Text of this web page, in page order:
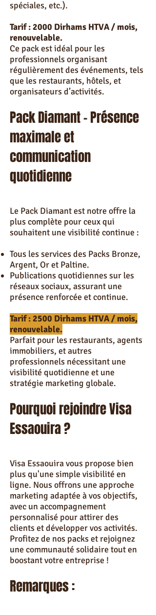
spéciales, etc.).
Tarif : 2000 Dirhams HTVA / mois,
renouvelable.
Ce pack est idéal pour les
professionnels organisant
régulièrement des événements, tels
que les restaurants, hôtels, et
organisateurs d’activités.
Pack Diamant – Présence
maximale et
communication
quotidienne
Le Pack Diamant est notre offre la
plus complète pour ceux qui
souhaitent une visibilité continue :
Tous les services des Packs Bronze,
Argent, Or et Paltine.
Publications quotidiennes sur les
réseaux sociaux, assurant une
présence renforcée et continue.
Tarif : 2500 Dirhams HTVA / mois,
renouvelable.
Parfait pour les restaurants, agents
immobiliers, et autres
professionnels nécessitant une
visibilité quotidienne et une
stratégie marketing globale.
Pourquoi rejoindre Visa
Essaouira ?
Visa Essaouira vous propose bien
plus qu'une simple visibilité en
ligne. Nous offrons une approche
marketing adaptée à vos objectifs,
avec un accompagnement
personnalisé pour attirer des
clients et développer vos activités.
Profitez de nos packs et rejoignez
une communauté solidaire tout en
boostant votre entreprise !
Remarques :